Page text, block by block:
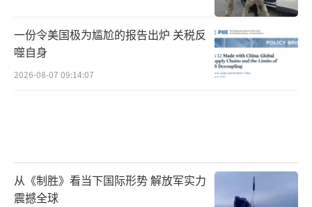
一份令美国极为尴尬的报告出炉 关税反
噬自身
2026-08-07 09:14:07
从《制胜》看当下国际形势 解放军实力
震撼全球